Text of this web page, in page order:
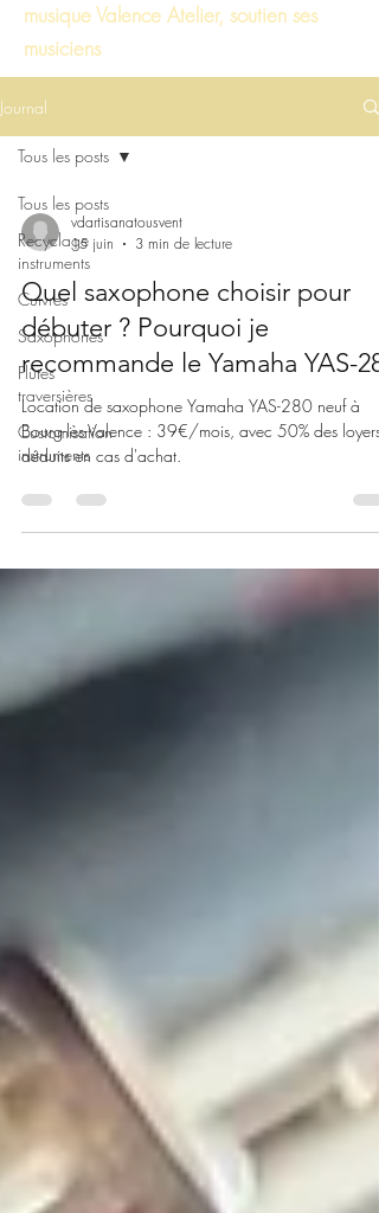
musique Valence Atelier, soutien ses
musiciens
Journal
Tous les posts
Recyclage
instruments
Cuivres
Saxophones
Flûtes
traversières
Customisation
instruments
Tous les posts
vdartisanatousvent
15 juin
3 min de lecture
Quel saxophone choisir pour
débuter ? Pourquoi je
recommande le Yamaha YAS-
Location de saxophone Yamaha YAS-280 neuf à
Bourg-lès-Valence : 39€/mois, avec 50% des loyers
déduits en cas d'achat.